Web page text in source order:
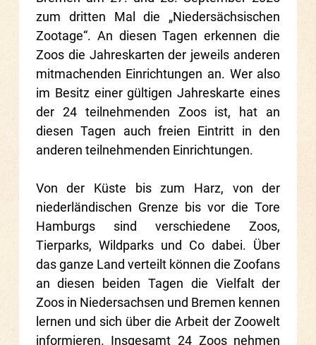
zum dritten Mal die „Niedersächsischen
Zootage“. An diesen Tagen erkennen die
Zoos die Jahreskarten der jeweils anderen
mitmachenden Einrichtungen an. Wer also
im Besitz einer gültigen Jahreskarte eines
der 24 teilnehmenden Zoos ist, hat an
diesen Tagen auch freien Eintritt in den
anderen teilnehmenden Einrichtungen.
Von der Küste bis zum Harz, von der
niederländischen Grenze bis vor die Tore
Hamburgs sind verschiedene Zoos,
Tierparks, Wildparks und Co dabei. Über
das ganze Land verteilt können die Zoofans
an diesen beiden Tagen die Vielfalt der
Zoos in Niedersachsen und Bremen kennen
lernen und sich über die Arbeit der Zoowelt
informieren. Insgesamt 24 Zoos nehmen